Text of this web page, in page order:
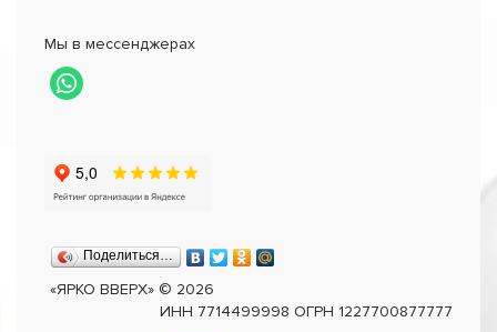
Мы в мессенджерах
Поделиться…
«ЯРКО ВВЕРХ» © 2026
ИНН 7714499998 ОГРН 1227700877777